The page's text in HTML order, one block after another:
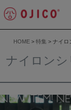
HOME 特集 ナイロ
ナイロンシ